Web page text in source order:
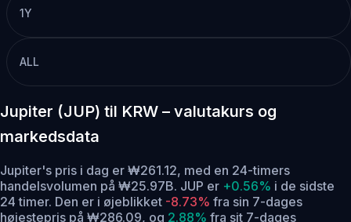
1Y
ALL
Jupiter (JUP) til KRW – valutakurs og
markedsdata
Jupiter's pris i dag er ₩261.12, med en 24-timers
handelsvolumen på ₩25.97B. JUP er +0.56% i de sidste
24 timer. Den er i øjeblikket -8.73% fra sin 7-dages
højestepris på ₩286.09, og 2.88% fra sit 7-dages